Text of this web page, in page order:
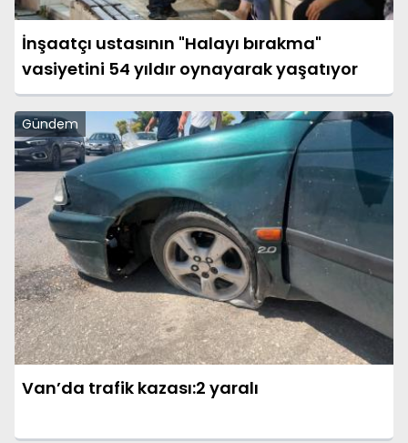
İnşaatçı ustasının "Halayı bırakma"
vasiyetini 54 yıldır oynayarak yaşatıyor
Gündem
Van’da trafik kazası:2 yaralı